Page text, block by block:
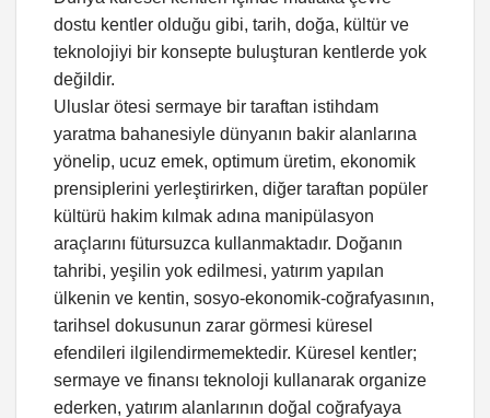
dostu kentler olduğu gibi, tarih, doğa, kültür ve
teknolojiyi bir konsepte buluşturan kentlerde yok
değildir.
Uluslar ötesi sermaye bir taraftan istihdam
yaratma bahanesiyle dünyanın bakir alanlarına
yönelip, ucuz emek, optimum üretim, ekonomik
prensiplerini yerleştirirken, diğer taraftan popüler
kültürü hakim kılmak adına manipülasyon
araçlarını fütursuzca kullanmaktadır. Doğanın
tahribi, yeşilin yok edilmesi, yatırım yapılan
ülkenin ve kentin, sosyo-ekonomik-coğrafyasının,
tarihsel dokusunun zarar görmesi küresel
efendileri ilgilendirmemektedir. Küresel kentler;
sermaye ve finansı teknoloji kullanarak organize
ederken, yatırım alanlarının doğal coğrafyaya